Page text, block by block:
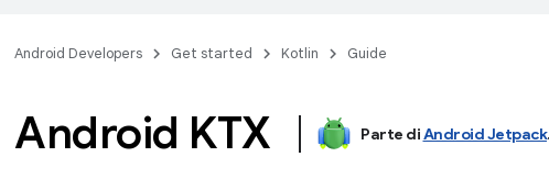
Android Developers Get started Kotlin Guide
Android KTX Parte diAndroid Jetpack.